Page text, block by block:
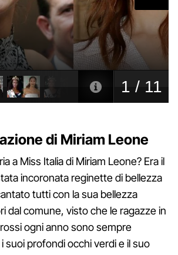
di Miriam Leone
a Miss Italia di Miriam Leone? Era il
incoronata reginette di bellezza
tutti con la sua bellezza
dal comune, visto che le ragazze in
ogni anno sono sempre
suoi profondi occhi verdi e il suo